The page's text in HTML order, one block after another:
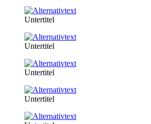
Untertitel
Untertitel
Untertitel
Untertitel